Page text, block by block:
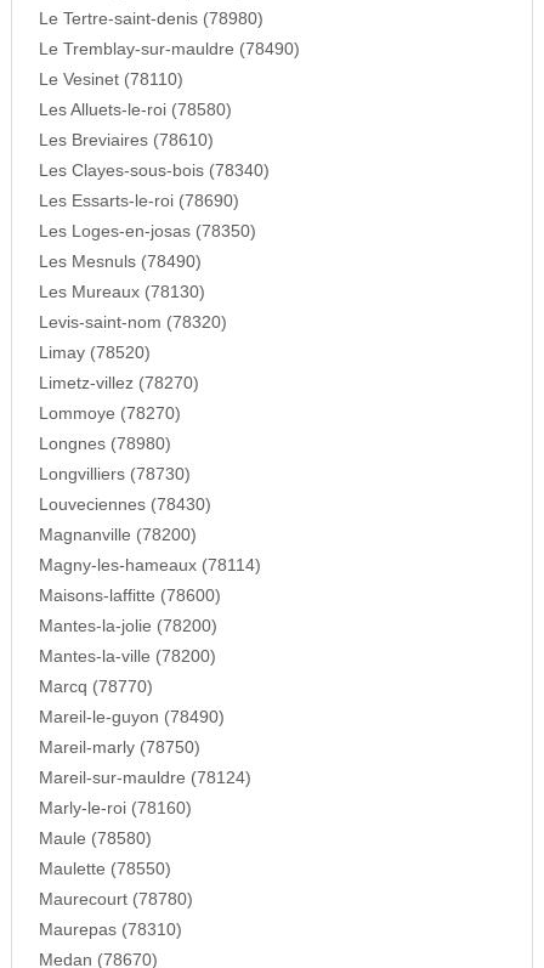
Le Tertre-saint-denis (78980)
Le Tremblay-sur-mauldre (78490)
Le Vesinet (78110)
Les Alluets-le-roi (78580)
Les Breviaires (78610)
Les Clayes-sous-bois (78340)
Les Essarts-le-roi (78690)
Les Loges-en-josas (78350)
Les Mesnuls (78490)
Les Mureaux (78130)
Levis-saint-nom (78320)
Limay (78520)
Limetz-villez (78270)
Lommoye (78270)
Longnes (78980)
Longvilliers (78730)
Louveciennes (78430)
Magnanville (78200)
Magny-les-hameaux (78114)
Maisons-laffitte (78600)
Mantes-la-jolie (78200)
Mantes-la-ville (78200)
Marcq (78770)
Mareil-le-guyon (78490)
Mareil-marly (78750)
Mareil-sur-mauldre (78124)
Marly-le-roi (78160)
Maule (78580)
Maulette (78550)
Maurecourt (78780)
Maurepas (78310)
Medan (78670)